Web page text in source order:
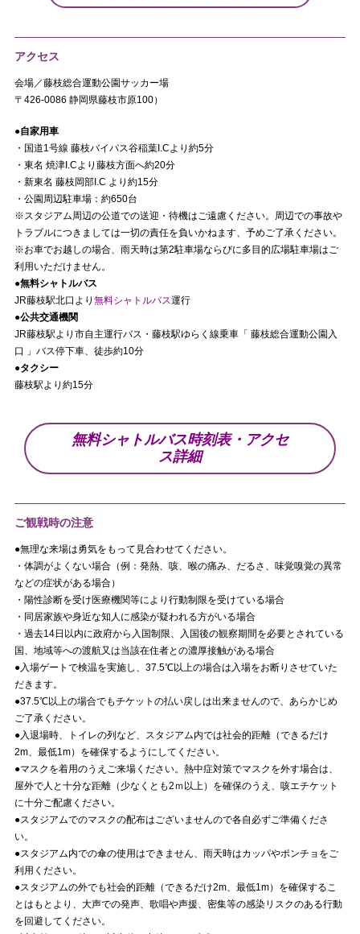
アクセス
会場／藤枝総合運動公園サッカー場
〒426-0086 静岡県藤枝市原100）
●自家用車
・国道1号線 藤枝バイパス谷稲葉I.Cより約5分
・東名 焼津I.Cより藤枝方面へ約20分
・新東名 藤枝岡部I.C より約15分
・公園周辺駐車場：約650台
※スタジアム周辺の公道での送迎・待機はご遠慮ください。周辺での事故や
トラブルにつきましては一切の責任を負いかねます、予めご了承ください。
※お車でお越しの場合、雨天時は第2駐車場ならびに多目的広場駐車場はご
利用いただけません。
●無料シャトルバス
JR藤枝駅北口より 無料シャトルバス運行
●公共交通機関
JR藤枝駅より市自主運行バス・藤枝駅ゆらく線乗車「 藤枝総合運動公園入
口 」バス停下車、徒歩約10分
●タクシー
藤枝駅より約15分
無料シャトルバス時刻表・アクセ
ス詳細
ご観戦時の注意
●無理な来場は勇気をもって見合わせてください。
・体調がよくない場合（例：発熱、咳、喉の痛み、だるさ、味覚嗅覚の異常
などの症状がある場合）
・陽性診断を受け医療機関等により行動制限を受けている場合
・同居家族や身近な知人に感染が疑われる方がいる場合
・過去14日以内に政府から入国制限、入国後の観察期間を必要とされている
国、地域等への渡航又は当該在住者との濃厚接触がある場合
●入場ゲートで検温を実施し、37.5℃以上の場合は入場をお断りさせていた
だきます。
●37.5℃以上の場合でもチケットの払い戻しは出来ませんので、あらかじめ
ご了承ください。
●入退場時、トイレの列など、スタジアム内では社会的距離（できるだけ
2m、最低1m）を確保するようにしてください。
●マスクを着用のうえご来場ください。熱中症対策でマスクを外す場合は、
屋外で人と十分な距離（少なくとも2ｍ以上）を確保のうえ、咳エチケット
に十分ご配慮ください。
●スタジアムでのマスクの配布はございませんので各自必ずご準備くださ
い。
●スタジアム内での傘の使用はできません、雨天時はカッパやポンチョをご
利用ください。
●スタジアムの外でも社会的距離（できるだけ2m、最低1m）を確保するこ
とはもとより、大声での発声、歌唱や声援、密集等の感染リスクのある行動
を回避してください。